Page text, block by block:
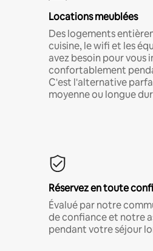
Locations meublées
Des logements
cuisine, le wifi et les
avez besoin pour vous
confortablement
C'est l'alternative
moyenne ou longue
Réservez en toute
Évalué par notre
de confiance et notre
pendant votre séjour